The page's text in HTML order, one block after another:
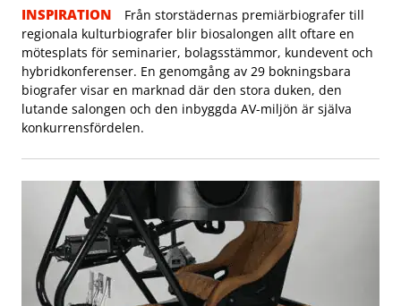
INSPIRATION
Från storstädernas premiärbiografer till
regionala kulturbiografer blir biosalongen allt oftare en
mötesplats för seminarier, bolagsstämmor, kundevent och
hybridkonferenser. En genomgång av 29 bokningsbara
biografer visar en marknad där den stora duken, den
lutande salongen och den inbyggda AV-miljön är själva
konkurrensfördelen.